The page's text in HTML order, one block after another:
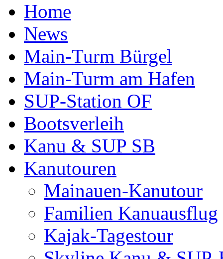
Home
News
Main-Turm Bürgel
Main-Turm am Hafen
SUP-Station OF
Bootsverleih
Kanu & SUP SB
Kanutouren
Mainauen-Kanutour
Familien Kanuausflug
Kajak-Tagestour